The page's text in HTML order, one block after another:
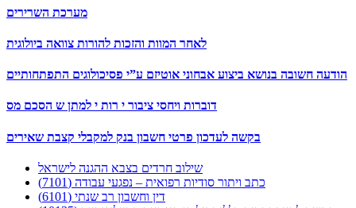
מערכת השרירים
לאחר המוות והזכות להורות צוואה ביולוגית
הודעה חשובה בנושא ביצוע אבחוני אוטיזם ע”י פסיכולוגים התפתחותיים
דוברות ויחסי ציבור י רות י למתן ש הסכם מס
בקשה לעדכון פרטי חשבון בנק למקבלי קצבת שאירים
שילוב חרדים בצבא ההגנה לישראל
כתב ויתור סודיות רפואית – נפגעי עבודה (7101)
דין וחשבון רב שנתי (6101)